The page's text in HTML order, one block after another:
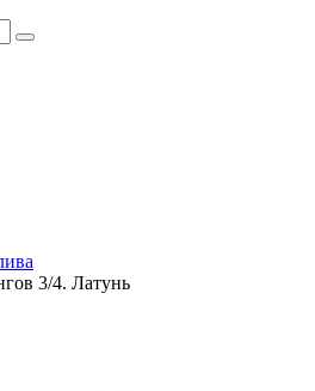
3/4. Латунь